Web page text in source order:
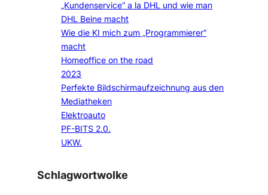
„Kundenservice“ a la DHL und wie man
DHL Beine macht
Wie die KI mich zum „Programmierer“
macht
Homeoffice on the road
2023
Perfekte Bildschirmaufzeichnung aus den
Mediatheken
Elektroauto
PF-BITS 2.0.
UKW.
Schlagwortwolke